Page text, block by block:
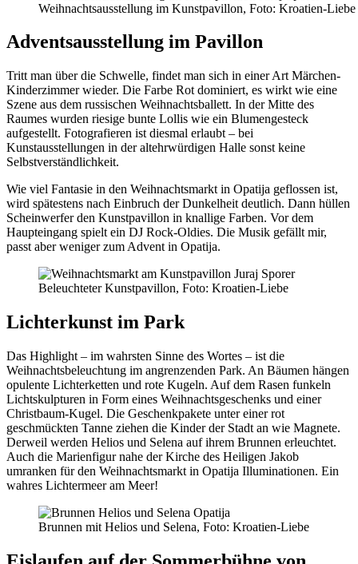
Weihnachtsausstellung im Kunstpavillon, Foto: Kroatien-Liebe
Adventsausstellung im Pavillon
Tritt man über die Schwelle, findet man sich in einer Art Märchen-
Kinderzimmer wieder. Die Farbe Rot dominiert, es wirkt wie eine
Szene aus dem russischen Weihnachtsballett. In der Mitte des
Raumes wurden riesige bunte Lollis wie ein Blumengesteck
aufgestellt. Fotografieren ist diesmal erlaubt – bei
Kunstausstellungen in der altehrwürdigen Halle sonst keine
Selbstverständlichkeit.
Wie viel Fantasie in den Weihnachtsmarkt in Opatija geflossen ist,
wird spätestens nach Einbruch der Dunkelheit deutlich. Dann hüllen
Scheinwerfer den Kunstpavillon in knallige Farben. Vor dem
Haupteingang spielt ein DJ Rock-Oldies. Die Musik gefällt mir,
passt aber weniger zum Advent in Opatija.
Beleuchteter Kunstpavillon, Foto: Kroatien-Liebe
Lichterkunst im Park
Das Highlight – im wahrsten Sinne des Wortes – ist die
Weihnachtsbeleuchtung im angrenzenden Park. An Bäumen hängen
opulente Lichterketten und rote Kugeln. Auf dem Rasen funkeln
Lichtskulpturen in Form eines Weihnachtsgeschenks und einer
Christbaum-Kugel. Die Geschenkpakete unter einer rot
geschmückten Tanne ziehen die Kinder der Stadt an wie Magnete.
Derweil werden Helios und Selena auf ihrem Brunnen erleuchtet.
Auch die Marienfigur nahe der Kirche des Heiligen Jakob
umranken für den Weihnachtsmarkt in Opatija Illuminationen. Ein
wahres Lichtermeer am Meer!
Brunnen mit Helios und Selena, Foto: Kroatien-Liebe